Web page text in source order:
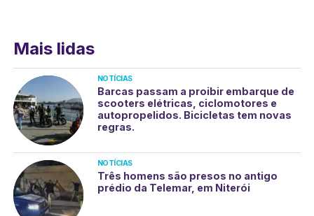
Mais lidas
NOTÍCIAS
Barcas passam a proibir embarque de
scooters elétricas, ciclomotores e
autopropelidos. Bicicletas tem novas
regras.
NOTÍCIAS
Três homens são presos no antigo
prédio da Telemar, em Niterói